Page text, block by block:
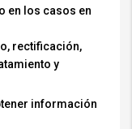
en los casos en
rectificación,
y
información